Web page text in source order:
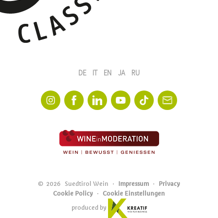
© 2026 Suedtirol Wein Impressum
Privacy
Cookie Policy
Cookie Einstellungen
produced by
DE IT EN JA RU